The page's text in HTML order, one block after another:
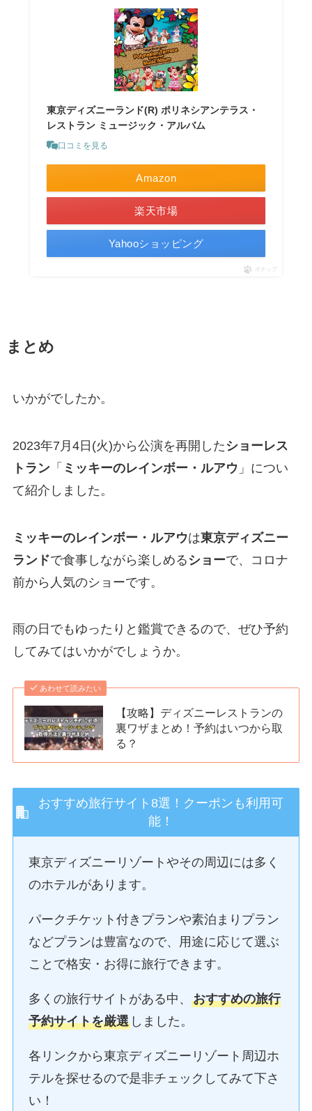
東京ディズニーランド(R) ポリネシアンテラス・
レストラン ミュージック・アルバム
口コミを見る
Amazon
楽天市場
Yahooショッピング
ポチップ
まとめ
いかがでしたか。
2023年7月4日(火)から公演を再開した ショーレス
トラン「 ミッキーのレインボー・ルアウ 」につい
て紹介しました。
ミッキーのレインボー・ルアウは東京ディズニー
ランドで食事しながら楽しめる ショーで、コロナ
前から人気のショーです。
雨の日でもゆったりと鑑賞できるので、ぜひ予約
してみてはいかがでしょうか。
あわせて読みたい
【攻略】ディズニーレストランの
裏ワザまとめ！予約はいつから取
る？
おすすめ旅行サイト8選！クーポンも利用可
能！
東京ディズニーリゾートやその周辺には多く
のホテルがあります。
パークチケット付きプランや素泊まりプラン
などプランは豊富なので、用途に応じて選ぶ
ことで格安・お得に旅行できます。
多くの旅行サイトがある中、おすすめの旅行
予約サイトを厳選 しました。
各リンクから東京ディズニーリゾート周辺ホ
テルを探せるので是非チェックしてみて下さ
い！